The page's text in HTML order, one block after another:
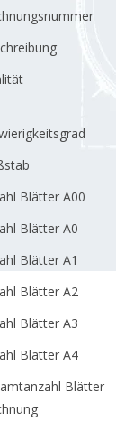
Blätter A00
Blätter A0
Blätter A1
Blätter A2
Blätter A3
Blätter A4
Blätter